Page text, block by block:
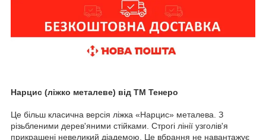
Нарцис (ліжко металеве) від ТМ Тенеро
Це більш класична версія ліжка «Нарцис» металева. З
різьбленими дерев'яними стійками. Строгі лінії узголів'я
прикрашені невеликий діадемою. Це вбрання не навантажує